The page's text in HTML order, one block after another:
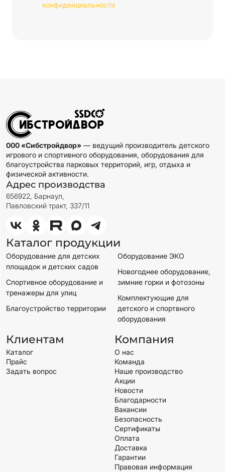
конфиденциальности
000 «Сибстройдвор» — ведущий производитель детского
игрового и спортивного оборудования, оборудования для
благоустройства парковых территорий, игр, отдыха и
физической активности.
Адрес производства
656922, Барнаул,
Павловский тракт, 337/11
Каталог продукции
Оборудование для детских
площадок и детских садов
Спортивное оборудование и
тренажеры для улиц
Благоустройство территории
Оборудование ЭКО
Новогоднее оборудование,
зимние горки и фотозоны
Комплектующие для
детского и спортвного
оборудования
Клиентам
Каталог
Прайс
Задать вопрос
Компания
О нас
Команда
Наше производство
Акции
Новости
Благодарности
Вакансии
Безопасность
Сертификаты
Оплата
Доставка
Гарантии
Правовая информация